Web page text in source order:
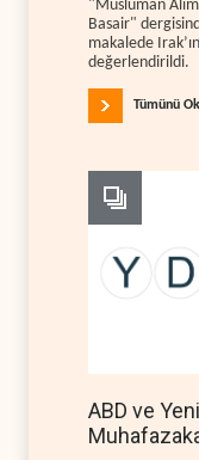
"Müslüman
Basair"
makalede
değerlendirildi.
Tümünü
ABD ve Yeni